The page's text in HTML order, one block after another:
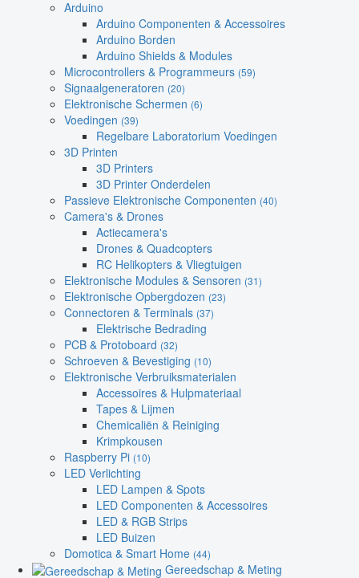
Arduino
Arduino Componenten & Accessoires
Arduino Borden
Arduino Shields & Modules
Microcontrollers & Programmeurs (59)
Signaalgeneratoren (20)
Elektronische Schermen (6)
Voedingen (39)
Regelbare Laboratorium Voedingen
3D Printen
3D Printers
3D Printer Onderdelen
Passieve Elektronische Componenten (40)
Camera's & Drones
Actiecamera's
Drones & Quadcopters
RC Helikopters & Vliegtuigen
Elektronische Modules & Sensoren (31)
Elektronische Opbergdozen (23)
Connectoren & Terminals (37)
Elektrische Bedrading
PCB & Protoboard (32)
Schroeven & Bevestiging (10)
Elektronische Verbruiksmaterialen
Accessoires & Hulpmateriaal
Tapes & Lijmen
Chemicaliën & Reiniging
Krimpkousen
Raspberry Pi (10)
LED Verlichting
LED Lampen & Spots
LED Componenten & Accessoires
LED & RGB Strips
LED Buizen
Domotica & Smart Home (44)
Gereedschap & Meting